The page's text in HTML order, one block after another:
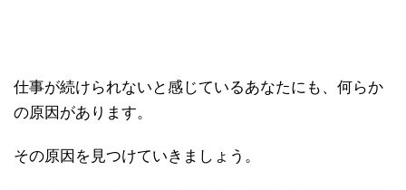
仕事が続けられないと感じているあなたにも、何らか
の原因があります。
その原因を見つけていきましょう。